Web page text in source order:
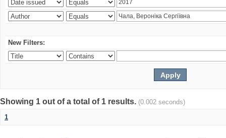
New Filters:
Showing 1 out of a total of 1 results. (0.002 seconds)
1